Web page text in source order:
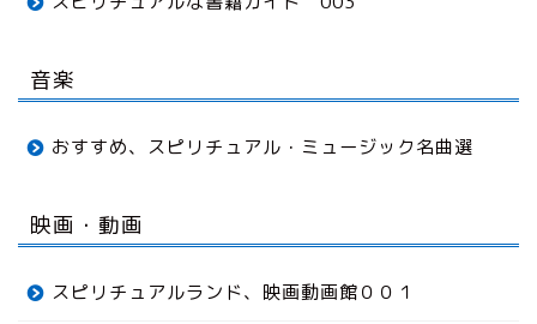
音楽
おすすめ、スピリチュアル・ミュージック名曲選
映画・動画
スピリチュアルランド、映画動画館００１